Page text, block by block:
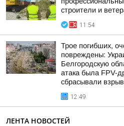
строители и
11:54
Трое погибших,
повреждены:
Белгородскую
атака была FPV-
сбрасывали
12:49
ЛЕНТА НОВОСТЕЙ